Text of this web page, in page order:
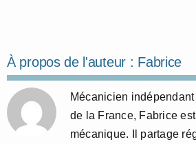
À propos de l'auteur : Fabrice
Mécanicien
de la France, Fabrice
mécanique. Il partage